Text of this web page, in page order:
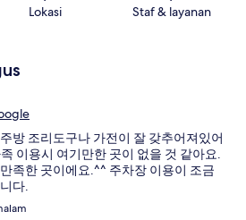
Lokasi Staf & layanan
방 조리도구나 가전이 잘 갖추어져있어
이용시 여기만한 곳이 없을 것 같아요.
족한 곳이에요.^^ 주차장 이용이 조금
다.